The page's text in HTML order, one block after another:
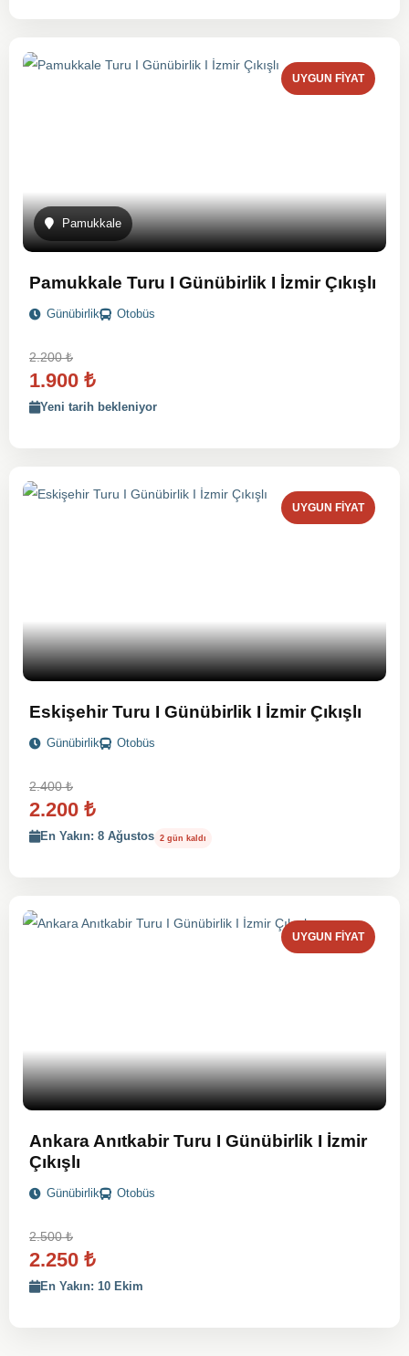
Pamukkale
UYGUN FIYAT
Pamukkale Turu I Günübirlik I İzmir Çıkışlı
Günübirlik Otobüs
2.200₺
1.900 ₺
Yeni tarih bekleniyor
UYGUN FIYAT
Eskişehir Turu I Günübirlik I İzmir Çıkışlı
Günübirlik Otobüs
2.400₺
2.200 ₺
En Yakın: 8 Ağustos 2 gün kaldı
UYGUN FIYAT
Ankara Anıtkabir Turu I Günübirlik I İzmir
Çıkışlı
Günübirlik Otobüs
2.500₺
2.250 ₺
En Yakın: 10 Ekim